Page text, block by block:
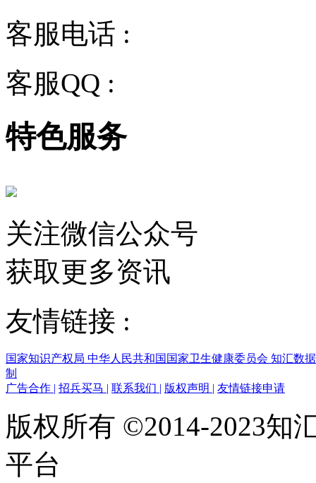
客服电话 :
客服QQ :
特色服务
关注微信公众号
获取更多资讯
友情链接 :
国家知识产权局 中华人民共和国国家卫生健康委员会 知汇数
制
广告合作 | 招兵买马 | 联系我们 | 版权声明 | 友情链接申请
版权所有 ©2014-2023知
平台